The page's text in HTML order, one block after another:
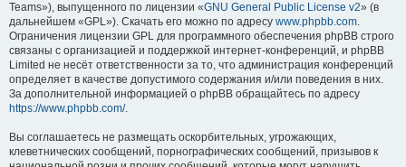
Teams»), выпущенного по лицензии «GNU General Public License v2» (в
дальнейшем «GPL»). Скачать его можно по адресу www.phpbb.com.
Ограничения лицензии GPL для программного обеспечения phpBB строго
связаны с организацией и поддержкой интернет-конференций, и phpBB
Limited не несёт ответственности за то, что администрация конференций
определяет в качестве допустимого содержания и/или поведения в них.
За дополнительной информацией о phpBB обращайтесь по адресу
https://www.phpbb.com/.
Вы соглашаетесь не размещать оскорбительных, угрожающих,
клеветнических сообщений, порнографических сообщений, призывов к